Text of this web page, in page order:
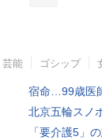
芸能 ゴシップ
宿命…99歳医
北京五輪スノ
「要介護5」